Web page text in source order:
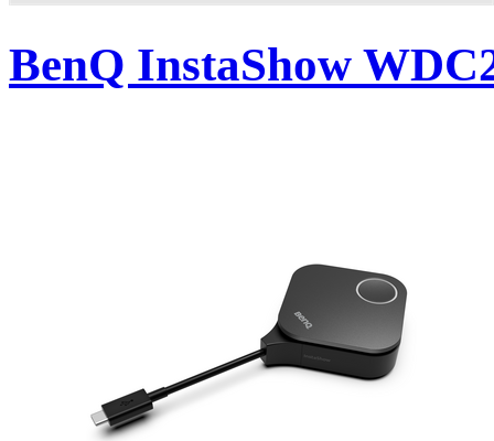
BenQ InstaShow